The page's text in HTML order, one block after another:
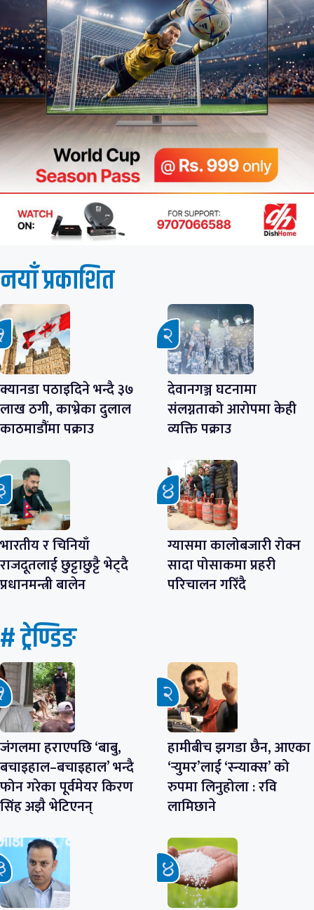
नयाँ प्रकाशित
क्यानडा पठाइदिने भन्दै ३७
लाख ठगी, काभ्रेका दुलाल
काठमाडौंमा पक्राउ
देवानगञ्ज घटनामा
संलग्नताको आरोपमा केही
व्यक्ति पक्राउ
भारतीय र चिनियाँ
राजदूतलाई छुट्टाछुट्टै भेट्दै
प्रधानमन्त्री बालेन
ग्यासमा कालोबजारी रोक्न
सादा पोसाकमा प्रहरी
परिचालन गरिँदै
# ट्रेण्डिङ
जंगलमा हराएपछि ‘बाबु,
बचाइहाल–बचाइहाल’ भन्दै
फोन गरेका पूर्वमेयर किरण
सिंह अझै भेटिएनन्
हामीबीच झगडा छैन, आएका
‘र्‍युमर’लाई ‘स्न्याक्स’ को
रुपमा लिनुहोला : रवि
लामिछाने